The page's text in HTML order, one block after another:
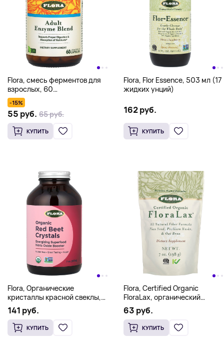
Flora, смесь ферментов для
взрослых, 60
вегетарианских капсул
-15%
55 руб. 65 руб.
КУПИТЬ
Flora, Flor Essence, 503 мл (17
жидких унций)
162 руб.
КУПИТЬ
Flora, Органические
кристаллы красной свеклы,
200 г (7 унций)
141 руб.
КУПИТЬ
Flora, Certified Organic
FloraLax, органический
продукт, 198 г (7 унций)
63 руб.
КУПИТЬ